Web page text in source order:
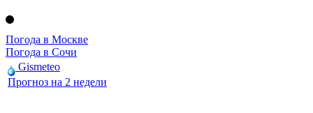
Погода в Москве
Погода в Сочи
Gismeteo
Прогноз на 2 недели